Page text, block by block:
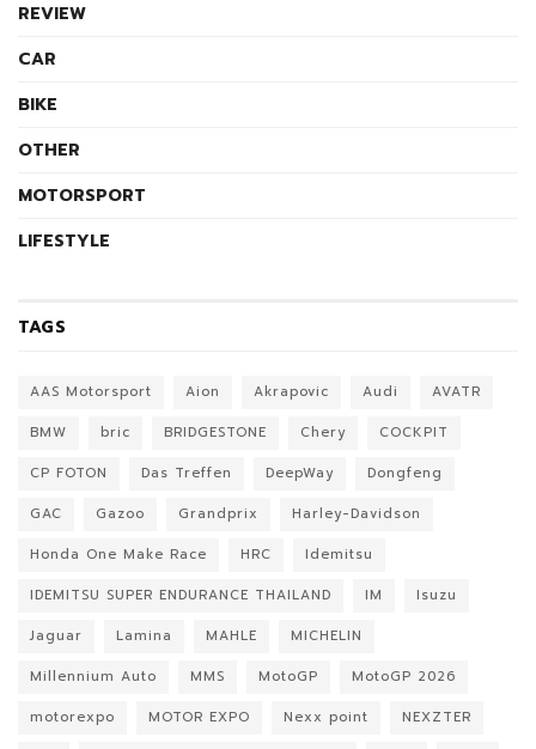
REVIEW
CAR
BIKE
OTHER
MOTORSPORT
LIFESTYLE
TAGS
AAS Motorsport Aion Akrapovic Audi
AVATR
BMW
bric BRIDGESTONE Chery
COCKPIT
CP FOTON
Das Treffen DeepWay
Dongfeng
GAC
Gazoo Grandprix
Harley-Davidson
Honda One Make Race
HRC
Idemitsu
IDEMITSU SUPER ENDURANCE THAILAND
IM
Isuzu
Jaguar
Lamina MAHLE
MICHELIN
Millennium Auto
MMS MotoGP
MotoGP 2026
motorexpo
MOTOR EXPO Nexx point
NEXZTER